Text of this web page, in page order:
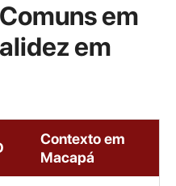
em
em
Contexto em
Macapá